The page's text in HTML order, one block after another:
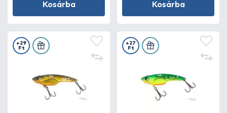
Kosárba Kosárba
+29
Ft
+27
Ft